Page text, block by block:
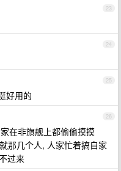
23
24
25
好用的
26
在非旗舰上都偷偷摸摸
那几个人, 人家忙着搞自家
过来